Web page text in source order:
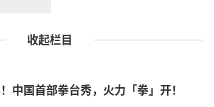
收起栏目
中国首部拳台秀，火力「拳」开！